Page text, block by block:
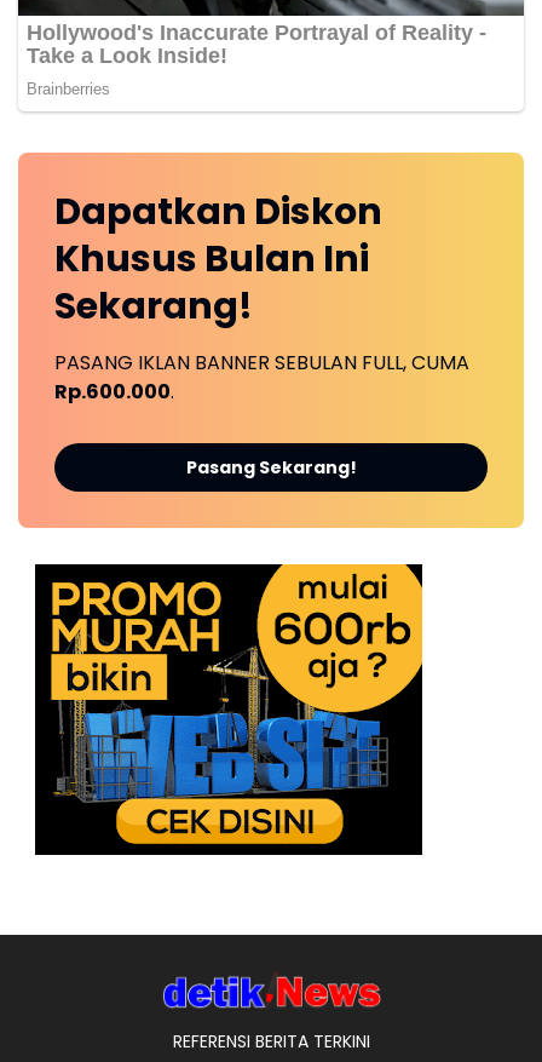
Dapatkan Diskon
Khusus Bulan Ini
Sekarang!
PASANG IKLAN BANNER SEBULAN FULL, CUMA
Rp.600.000.
Pasang Sekarang!
REFERENSI BERITA TERKINI